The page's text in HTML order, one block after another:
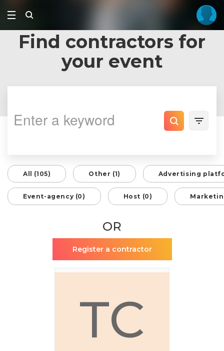
Find contractors for
your event
All (105) Other (1) Advertising
Event-agency (0) Host (0)
OR
Register a contractor
TC